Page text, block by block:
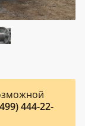
444-22-